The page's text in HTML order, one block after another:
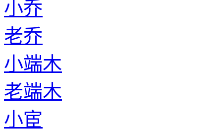
小乔
老乔
小端木
老端木
小宦